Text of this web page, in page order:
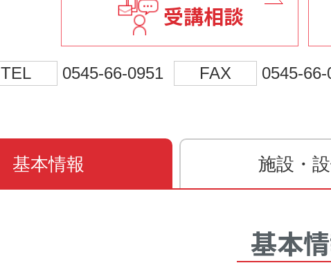
受講相談
TEL 0545-66-0951 FAX 0545-66-
基本情報 施設・
基本